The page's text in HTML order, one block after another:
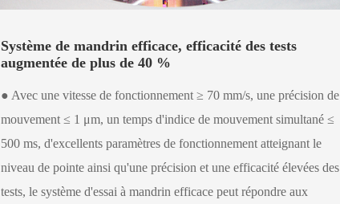
Système de mandrin efficace, efficacité des tests
augmentée de plus de 40 %
● Avec une vitesse de fonctionnement ≥ 70 mm/s, une précision de
mouvement ≤ 1 μm, un temps d'indice de mouvement simultané ≤
500 ms, d'excellents paramètres de fonctionnement atteignant le
niveau de pointe ainsi qu'une précision et une efficacité élevées des
tests, le système d'essai à mandrin efficace peut répondre aux